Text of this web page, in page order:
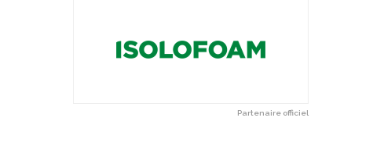
Partenaire officiel